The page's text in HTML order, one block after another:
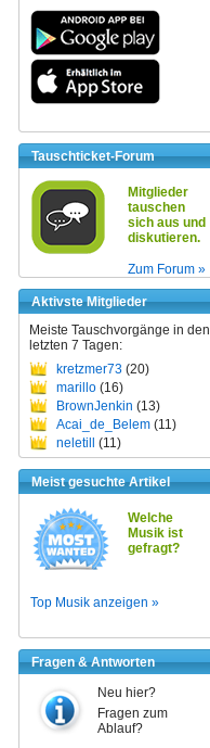
Tauschticket-Forum
Mitglieder
tauschen
sich aus und
diskutieren.
Zum Forum »
Aktivste Mitglieder
Meiste Tauschvorgänge in den
letzten 7 Tagen:
kretzmer73 (20)
marillo (16)
BrownJenkin (13)
Acai_de_Belem (11)
neletill (11)
Meist gesuchte Artikel
Welche
Musik ist
gefragt?
Top Musik anzeigen »
Fragen & Antworten
Neu hier?
Fragen zum
Ablauf?